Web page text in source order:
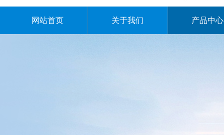
网站首页 关于我们 产品中心